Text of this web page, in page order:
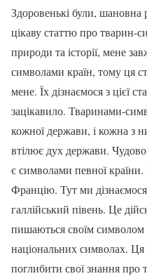
Здоровенькі були,
цікаву статтю про тварин-
природи та історії, мене
символами країн, тому ця
мене. Їх дізнаємося з цієї
зацікавило. Тваринами-
кожної держави, і кожна з
втілює дух держави.
є символами певної
Францію. Тут ми
галлійський півень. Це
пишаються своїм символом
національних символах. Ця
поглибити свої знання про